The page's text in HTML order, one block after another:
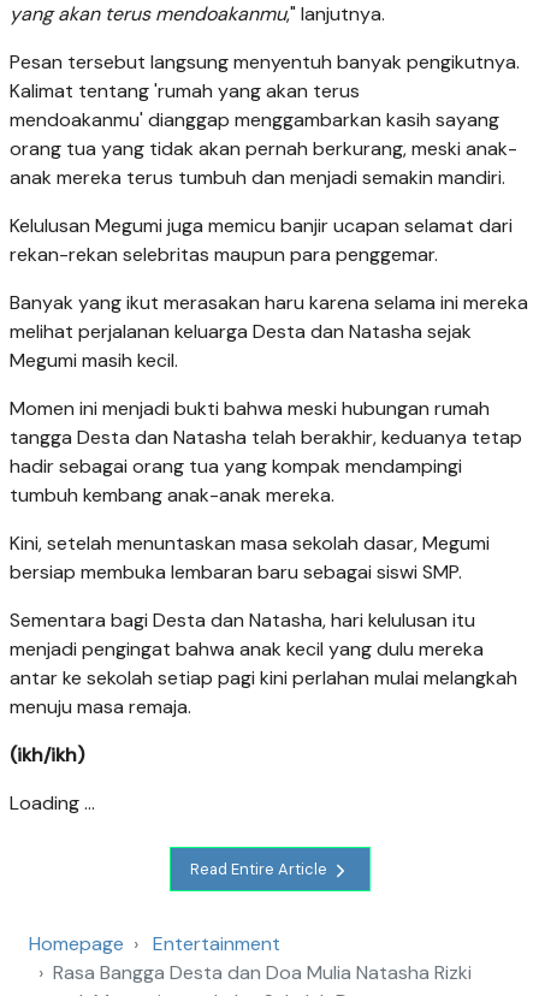
yang akan terus mendoakanmu," lanjutnya.
Pesan tersebut langsung menyentuh banyak pengikutnya.
Kalimat tentang 'rumah yang akan terus
mendoakanmu' dianggap menggambarkan kasih sayang
orang tua yang tidak akan pernah berkurang, meski anak-
anak mereka terus tumbuh dan menjadi semakin mandiri.
Kelulusan Megumi juga memicu banjir ucapan selamat dari
rekan-rekan selebritas maupun para penggemar.
Banyak yang ikut merasakan haru karena selama ini mereka
melihat perjalanan keluarga Desta dan Natasha sejak
Megumi masih kecil.
Momen ini menjadi bukti bahwa meski hubungan rumah
tangga Desta dan Natasha telah berakhir, keduanya tetap
hadir sebagai orang tua yang kompak mendampingi
tumbuh kembang anak-anak mereka.
Kini, setelah menuntaskan masa sekolah dasar, Megumi
bersiap membuka lembaran baru sebagai siswi SMP.
Sementara bagi Desta dan Natasha, hari kelulusan itu
menjadi pengingat bahwa anak kecil yang dulu mereka
antar ke sekolah setiap pagi kini perlahan mulai melangkah
menuju masa remaja.
(ikh/ikh)
Loading ...
Read Entire Article
Homepage
Entertainment
Rasa Bangga Desta dan Doa Mulia Natasha Rizki